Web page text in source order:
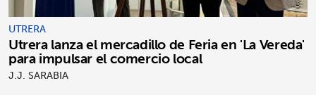
UTRERA
Utrera lanza el mercadillo de Feria en 'La Vereda'
para impulsar el comercio local
J.J. SARABIA